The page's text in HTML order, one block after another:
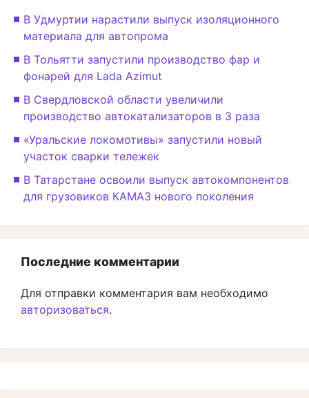
В Удмуртии нарастили выпуск изоляционного
материала для автопрома
В Тольятти запустили производство фар и
фонарей для Lada Azimut
В Свердловской области увеличили
производство автокатализаторов в 3 раза
«Уральские локомотивы» запустили новый
участок сварки тележек
В Татарстане освоили выпуск автокомпонентов
для грузовиков КАМАЗ нового поколения
Последние комментарии
Для отправки комментария вам необходимо
авторизоваться.